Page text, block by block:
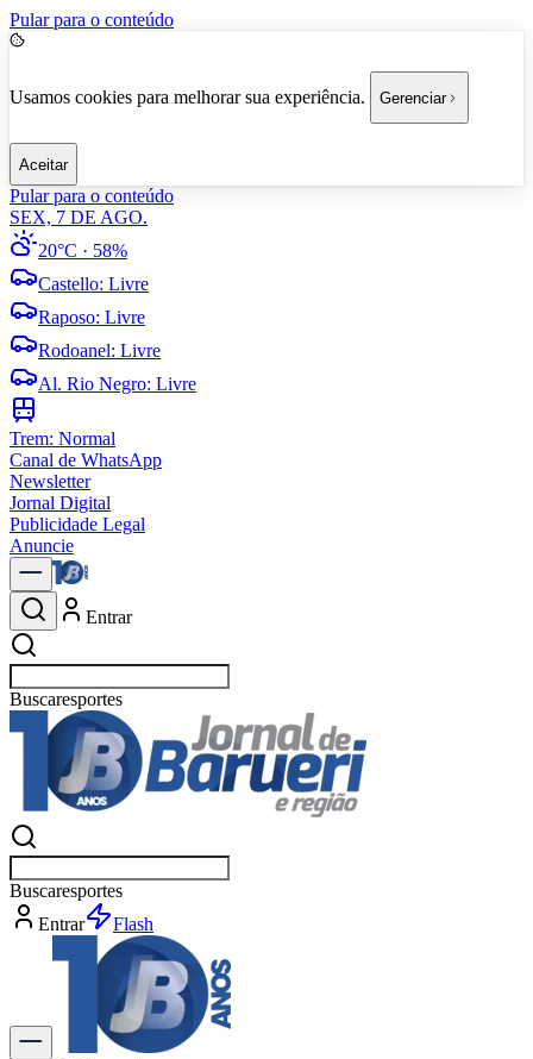
Pular para o conteúdo
Usamos cookies para melhorar sua experiência. Gerenciar
Aceitar
Pular para o conteúdo
SEX, 7 DE AGO.
20°C · 58%
Castello: Livre
Raposo: Livre
Rodoanel: Livre
Al. Rio Negro: Livre
Trem: Normal
Canal de WhatsApp
Newsletter
Jornal Digital
Publicidade Legal
Anuncie
Entrar
Buscar
Buscare
Entrar
Flash